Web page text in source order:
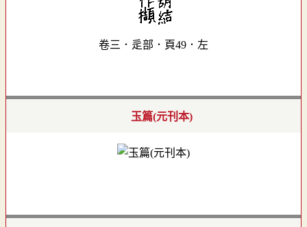
卷三．辵部．頁49．左
玉篇(元刊本)